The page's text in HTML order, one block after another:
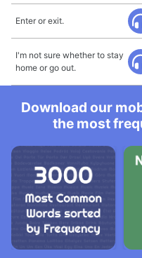
Enter or exit.
I'm not sure whether to stay
home or go out.
Download our
the most